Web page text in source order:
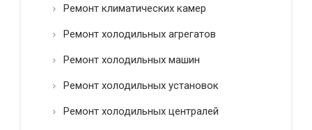
Ремонт климатических камер
Ремонт холодильных агрегатов
Ремонт холодильных машин
Ремонт холодильных установок
Ремонт холодильных централей